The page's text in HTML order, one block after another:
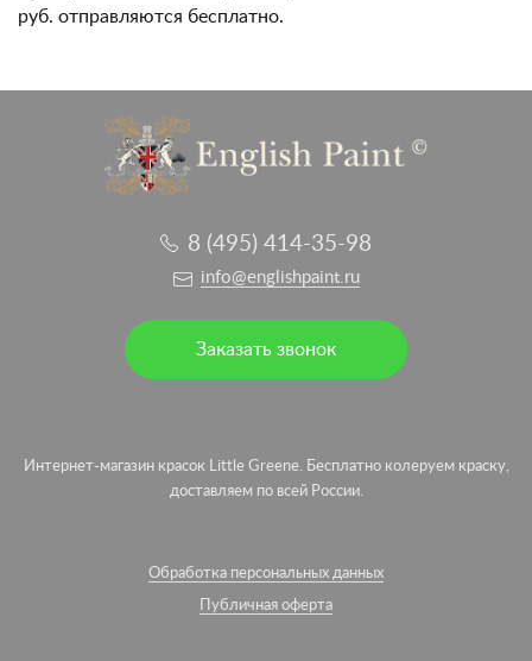
руб. отправляются бесплатно.
8 (495) 414-35-98
info@englishpaint.ru
Заказать звонок
Интернет-магазин красок Little Greene. Бесплатно колеруем краску,
доставляем по всей России.
Обработка персональных данных
Публичная оферта